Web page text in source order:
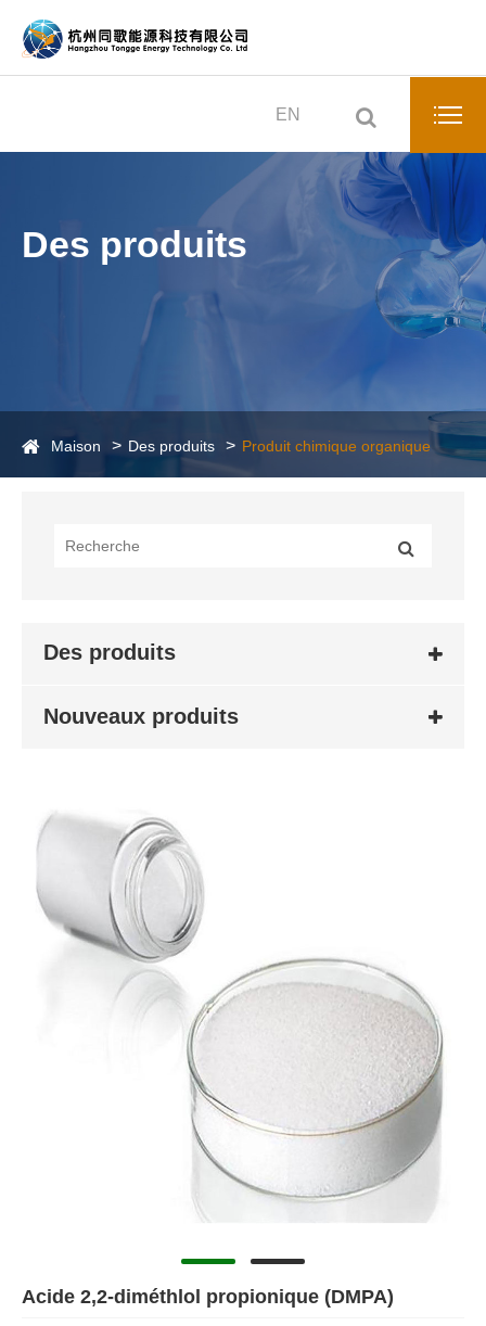
EN
Des produits
Maison Des produits Produit chimique organique
Des produits
Nouveaux produits
Acide 2,2-diméthlol propionique (DMPA)